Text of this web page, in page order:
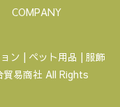
COMPANY
ン | ペット用品 | 服飾
貿易商社 All Rights